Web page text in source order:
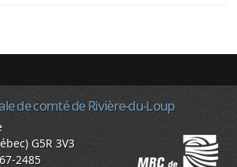
de comté de Rivière-du-Loup
G5R 3V3
2485